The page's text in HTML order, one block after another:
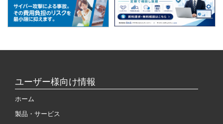
ユーザー様向け情報
ホーム
製品・サービス